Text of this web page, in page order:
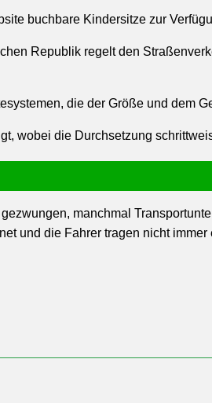
buchbare Kindersitze zur
Republik regelt den
die der Größe und dem
wobei die Durchsetzung
manchmal
und die Fahrer tragen nicht